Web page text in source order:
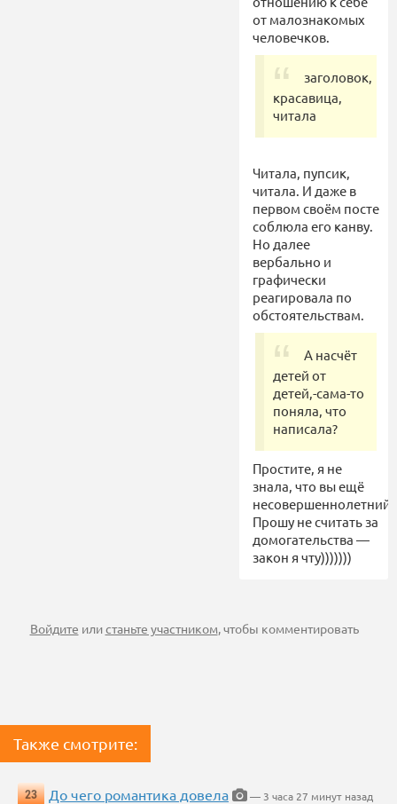
от малознакомых
человечков.
заголовок,
красавица,
читала
Читала, пупсик,
читала. И даже в
первом своём посте
соблюла его канву.
Но далее
вербально и
графически
реагировала по
обстоятельствам.
А насчёт
детей от
детей,-сама-то
поняла, что
написала?
Простите, я не
знала, что вы ещё
несовершеннолетний.
Прошу не считать за
домогательства —
закон я чту)))))))
Войдите илистаньте участником, чтобы комментировать
Также смотрите:
23 До чего романтика довела
— 3 часа 27 минут назад